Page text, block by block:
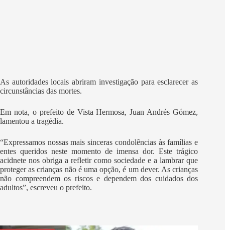
As autoridades locais abriram investigação para esclarecer as
circunstâncias das mortes.
Em nota, o prefeito de Vista Hermosa, Juan Andrés Gómez,
lamentou a tragédia.
“Expressamos nossas mais sinceras condolências às famílias e
entes queridos neste momento de imensa dor. Este trágico
acidnete nos obriga a refletir como sociedade e a lambrar que
proteger as crianças não é uma opção, é um dever. As crianças
não compreendem os riscos e dependem dos cuidados dos
adultos”, escreveu o prefeito.